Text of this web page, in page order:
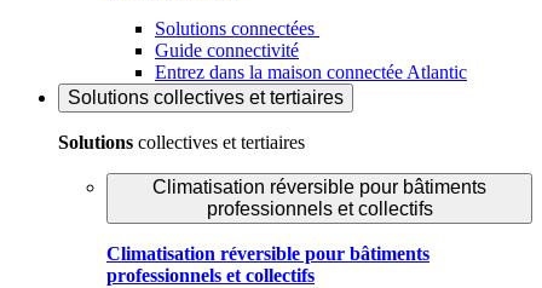
Solutions connectées
Guide connectivité
Entrez dans la maison connectée Atlantic
Solutions collectives et tertiaires
Solutions collectives et tertiaires
Climatisation réversible pour bâtiments
professionnels et collectifs
Climatisation réversible pour bâtiments
professionnels et collectifs